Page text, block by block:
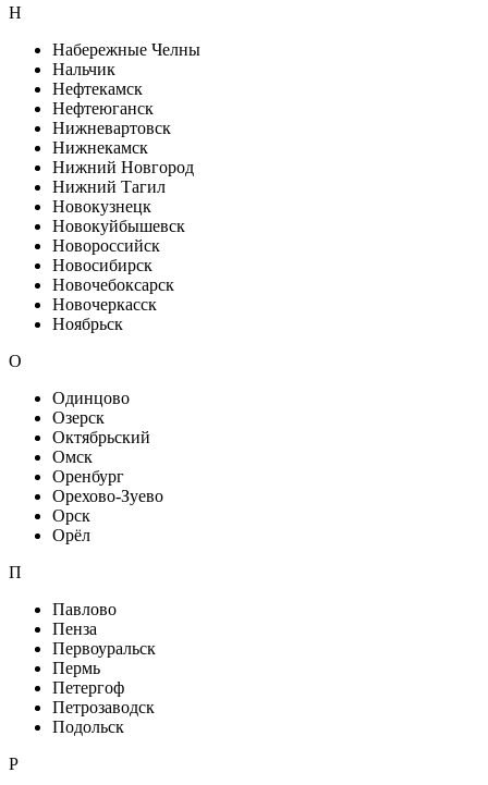
Н
Набережные Челны
Нальчик
Нефтекамск
Нефтеюганск
Нижневартовск
Нижнекамск
Нижний Новгород
Нижний Тагил
Новокузнецк
Новокуйбышевск
Новороссийск
Новосибирск
Новочебоксарск
Новочеркасск
Ноябрьск
О
Одинцово
Озерск
Октябрьский
Омск
Оренбург
Орехово-Зуево
Орск
Орёл
П
Павлово
Пенза
Первоуральск
Пермь
Петергоф
Петрозаводск
Подольск
Р